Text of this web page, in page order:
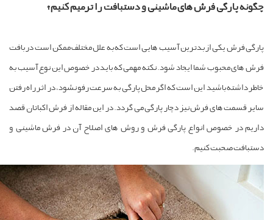
پارگی فرش های ماشینی و دستبافت را ترمیم کنیم؟
فرش یکی از بدترین آسیب هایی است که به علل مختلف ممکن است در بافت
های محبوب شما ایجاد شود. نکته مهمی که باید در خصوص این نوع آسیب به
داشته باشید این است که اگر محل پارگی به سرعت رفو نشود، در اثر راه رفتن
قسمت های فرش نیز دچار پارگی می گردد. در این مقاله از فرش اکباتان قصد
در خصوص انواع پارگی فرش و روش های اصلاح آن در فرش ماشینی و
صحبت کنیم.